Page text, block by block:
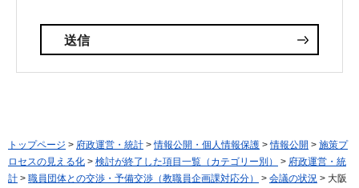
トップページ > 府政運営・統計 >情報公開・個人情報保護 >情報公開 > 施策プ
ロセスの見える化 > 検討が終了した項目一覧（カテゴリー別） > 府政運営・統
計 > 職員団体との交渉・予備交渉（教職員企画課対応分） > 会議の状況 > 大阪